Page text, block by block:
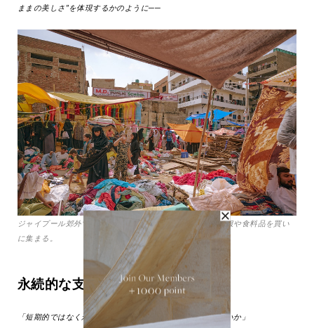
ままの美しさ”を体現するかのように──
ジャイプール郊外で開催するバザーにて。サリーなどの衣服や食料品を買い
に集まる。
永続的な支援を目指して
「短期的ではなく永続的に、彼女たちへ仕事を依頼できないか」